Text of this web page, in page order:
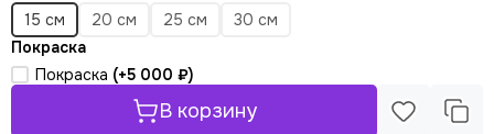
15 см
20 см 25 см
30 см
Покраска
Покраска (+5 000 ₽)
В корзину